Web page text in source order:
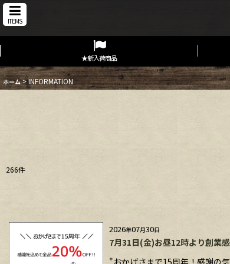
ITEMS
★新入荷商品
ホーム >INFORMATION
266件
2026年07月30日
7月31日(金)お昼12時より創業